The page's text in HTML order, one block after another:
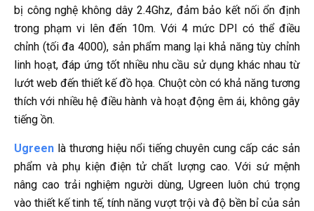
bị công nghệ không dây 2.4Ghz, đảm bảo kết nối ổn định
trong phạm vi lên đến 10m. Với 4 mức DPI có thể điều
chỉnh (tối đa 4000), sản phẩm mang lại khả năng tùy chỉnh
linh hoạt, đáp ứng tốt nhiều nhu cầu sử dụng khác nhau từ
lướt web đến thiết kế đồ họa. Chuột còn có khả năng tương
thích với nhiều hệ điều hành và hoạt động êm ái, không gây
tiếng ồn.
Ugreen là thương hiệu nổi tiếng chuyên cung cấp các sản
phẩm và phụ kiện điện tử chất lượng cao. Với sứ mệnh
nâng cao trải nghiệm người dùng, Ugreen luôn chú trọng
vào thiết kế tinh tế, tính năng vượt trội và độ bền bỉ của sản